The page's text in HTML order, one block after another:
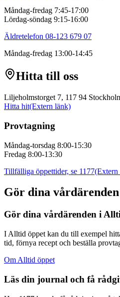
Måndag-fredag 7:45-17:00
Lördag-söndag 9:15-16:00
Äldretelefon 08-123 679 07
Måndag-fredag 13:00-14:45
Hitta till oss
Liljeholmstorget 7, 117 94
Hitta hit(Extern länk)
Provtagning
Måndag-torsdag 8:00-15:30
Fredag 8:00-13:30
Tillfälliga öppettider, se 1177(Extern
Gör dina
Gör dina vårdärenden i
I Alltid öppet kan du till exempel
tid, förnya recept och beställa
Om Alltid öppet
Läs din journal och få